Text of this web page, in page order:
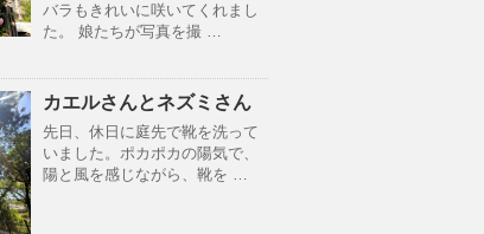
バラもきれいに咲いてくれまし
た。 娘たちが写真を撮 …
カエルさんとネズミさん
先日、休日に庭先で靴を洗って
いました。ポカポカの陽気で、
陽と風を感じながら、靴を …